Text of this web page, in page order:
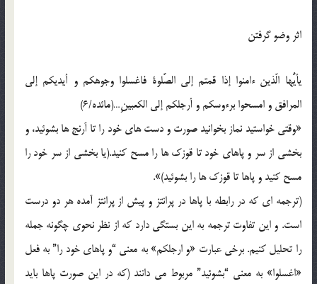
اثر وضو گرفتن
يأيُّها الّذين ءامنوا إذا قمتم إلي الصَّلوة فاغسلوا وجوهکم و أيديکم إلي
المرافق و امسحوا برءوسکم و أرجلکم إلي الکعبينِ…(مائده/6)
«وقتي خواستيد نماز بخوانيد صورت و دست هاي خود را تا آرنج ها بشوئيد، و
بخشي از سر و پاهاي خود تا قوزک ها را مسح کنيد.(يا بخشي از سر خود را
مسح کنيد و پاها تا قوزک ها را بشوئيد)».
(ترجمه اي که در رابطه با پاها در پرانتز و پيش از پرانتز آمده هر دو درست
است. و اين تفاوت ترجمه به اين بستگي دارد که از نظر نحوي چگونه جمله
را تحليل کنيم. برخي عبارت «و ارجلکم» به معني “و پاهاي خود را” به فعل
«اغسلوا» به معني “بشوئيد” مربوط مي دانند (که در اين صورت پاها بايد